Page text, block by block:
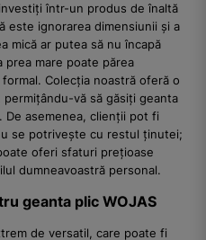
într-un produs de înaltă
este ignorarea dimensiunii și a
mică ar putea să nu încapă
prea mare poate părea
Colecția noastră oferă o
vă să găsiți geanta
asemenea, clienții pot fi
se potrivește cu restul ținutei;
oferi sfaturi prețioase
dumneavoastră personal.
geanta plic WOJAS
de versatil, care poate fi